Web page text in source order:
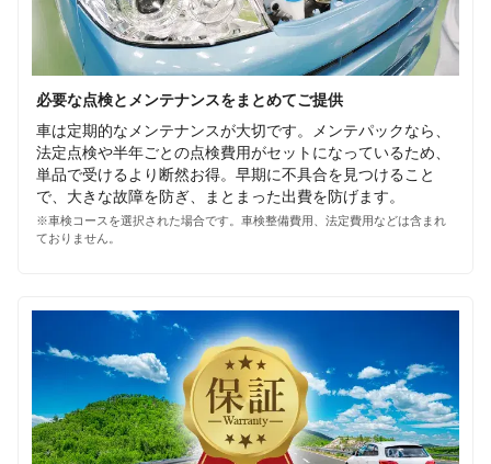
必要な点検とメンテナンスをまとめてご提供
車は定期的なメンテナンスが大切です。メンテパックなら、
法定点検や半年ごとの点検費用がセットになっているため、
単品で受けるより断然お得。早期に不具合を見つけること
で、大きな故障を防ぎ、まとまった出費を防げます。
※車検コースを選択された場合です。車検整備費用、法定費用などは含まれ
ておりません。